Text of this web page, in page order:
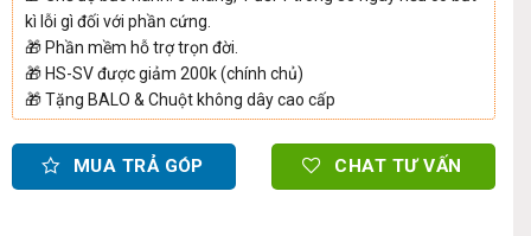
kì lỗi gì đối với phần cứng.
🎁 Phần mềm hỗ trợ trọn đời.
🎁 HS-SV được giảm 200k (chính chủ)
🎁Tặng BALO & Chuột không dây cao cấp
MUA TRẢ GÓP CHAT TƯ VẤN